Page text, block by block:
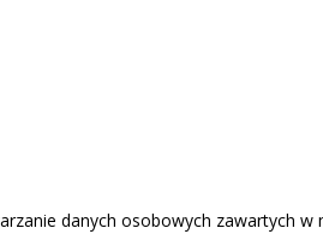
danych osobowych zawartych w